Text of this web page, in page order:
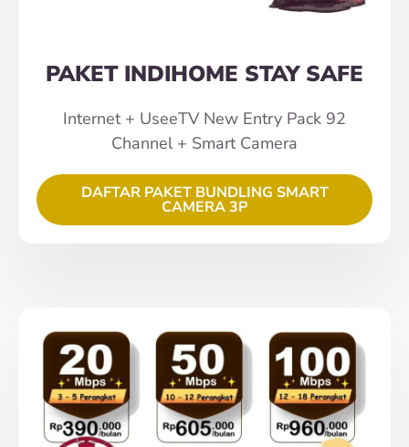
PAKET INDIHOME STAY SAFE
Internet + UseeTV New Entry Pack 92
Channel + Smart Camera
DAFTAR PAKET BUNDLING SMART
CAMERA 3P